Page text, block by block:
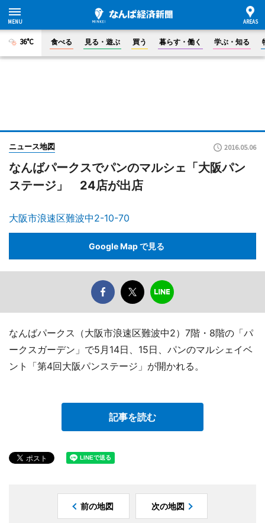
36°C 食べる 見る・遊ぶ 買う 暮らす・働く 学ぶ・知る
ニュース地図 2016.05.06
なんばパークスでパンのマルシェ「大阪パン
ステージ」 24店が出店
大阪市浪速区難波中2-10-70
Google Map で見る
なんばパークス（大阪市浪速区難波中2）7階・8階の「パ
ークスガーデン」で5月14日、15日、パンのマルシェイベ
ント「第4回大阪パンステージ」が開かれる。
記事を読む
前の地図 次の地図